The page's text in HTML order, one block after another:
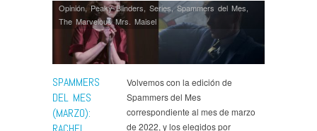
SPAMMERS
DEL MES
(MARZO):
Opinión,Peaky Blinders, Series, Spammers del Mes,
The Marvelous Mrs. Maisel
Volvemos con la edición de
Spammers del Mes
correspondiente al mes de marzo
de 2022, y los elegidos por